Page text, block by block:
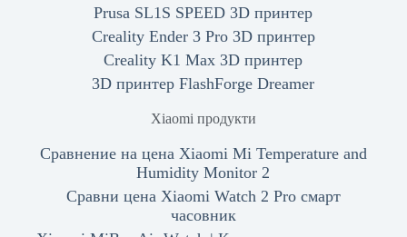
Prusa SL1S SPEED 3D принтер
Creality Ender 3 Pro 3D принтер
Creality K1 Max 3D принтер
3D принтер FlashForge Dreamer
Xiaomi продукти
Сравнение на цена Xiaomi Mi Temperature and
Humidity Monitor 2
Сравни цена Xiaomi Watch 2 Pro смарт
часовник